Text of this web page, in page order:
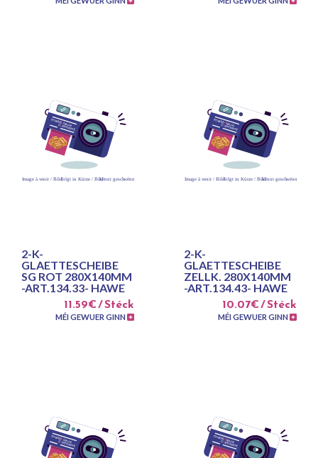
2-K-
GLAETTESCHEIBE
SG ROT 280X140MM
-ART.134.33- HAWE
11.59€ / Stéck
MÉI GEWUER GINN
2-K-
GLAETTESCHEIBE
ZELLK. 280X140MM
-ART.134.43- HAWE
10.07€ / Stéck
MÉI GEWUER GINN